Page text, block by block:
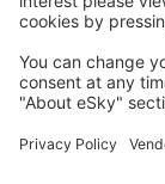
Indore Devi
Dibrugarh
Dimapur
Diu Airport